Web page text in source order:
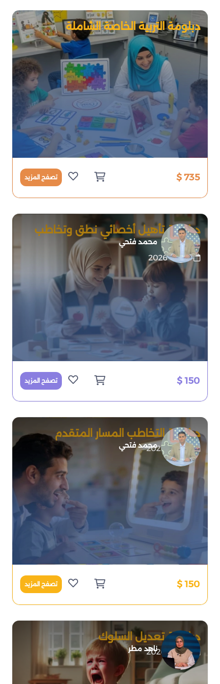
دبلومة التربية الخاصة الشاملة
735 $ تصفح المزيد
محمد فتحي
دبلومة تأهيل أخصائي نطق وتخاطب
محترف
2026-07-01
150 $ تصفح المزيد
محمد فتحي
دبلومة التخاطب المسار المتقدم
2026-07-09
150 $ تصفح المزيد
ناهد مطر
دبلومة تعديل السلوك
2026-07-08